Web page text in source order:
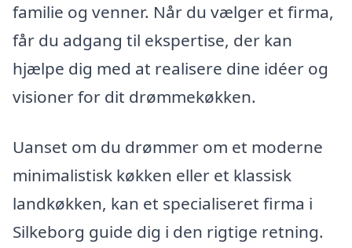
familie og venner. Når du vælger et firma,
får du adgang til ekspertise, der kan
hjælpe dig med at realisere dine idéer og
visioner for dit drømmekøkken.
Uanset om du drømmer om et moderne
minimalistisk køkken eller et klassisk
landkøkken, kan et specialiseret firma i
Silkeborg guide dig i den rigtige retning.